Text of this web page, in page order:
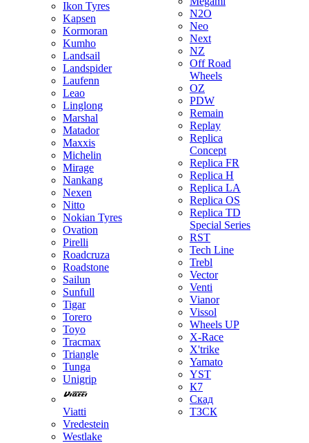
Ikon Tyres
Kapsen
Kormoran
Kumho
Landsail
Landspider
Laufenn
Leao
Linglong
Marshal
Matador
Maxxis
Michelin
Mirage
Nankang
Nexen
Nitto
Nokian Tyres
Ovation
Pirelli
Roadcruza
Roadstone
Sailun
Sunfull
Tigar
Torero
Toyo
Tracmax
Triangle
Tunga
Unigrip
Viatti
Vredestein
Westlake
N2O
Neo
Next
NZ
Off Road
Wheels
OZ
PDW
Remain
Replay
Replica
Concept
Replica FR
Replica H
Replica LA
Replica OS
Replica TD
Special Series
RST
Tech Line
Trebl
Vector
Venti
Vianor
Vissol
Wheels UP
X-Race
X'trike
Yamato
YST
К7
Скад
ТЗСК